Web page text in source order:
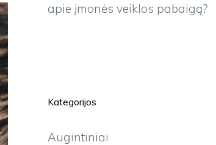
apie įmonės veiklos pabaigą?
Kategorijos
Augintiniai